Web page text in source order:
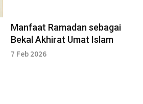
Manfaat Ramadan sebagai
Bekal Akhirat Umat Islam
7 Feb 2026